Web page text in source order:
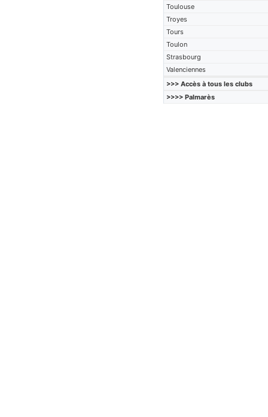
Toulouse
Troyes
Tours
Toulon
Strasbourg
Valenciennes
>>> Accès à tous les clubs
>>>> Palmarès